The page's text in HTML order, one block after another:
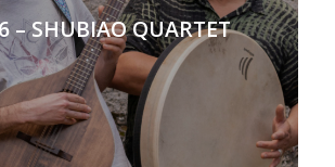
– SHUBIAO QUARTET